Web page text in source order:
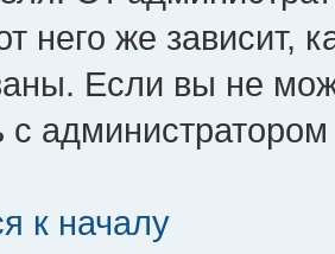
него же зависит,
Если вы не
с
к началу